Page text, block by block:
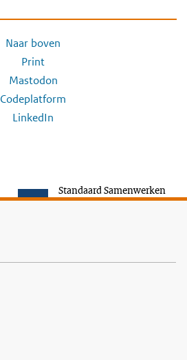
Naar boven
Print
Mastodon
Codeplatform
LinkedIn
Standaard Samenwerken